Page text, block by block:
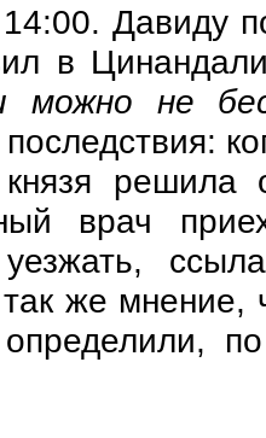
Давиду
в
можно не
последствия:
решила
врач
уезжать,
же мнение,